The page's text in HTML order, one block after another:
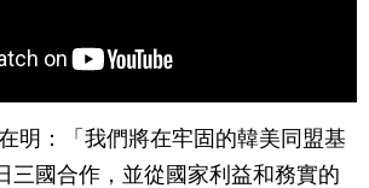
明：「我們將在牢固的韓美同盟基
三國合作，並從國家利益和務實的